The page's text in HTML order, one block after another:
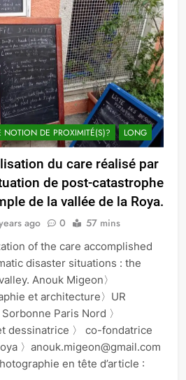
DE PROXIMITÉ(S)? LONG
du care réalisé par
de post-catastrophe
de la vallée de la Roya.
ago 0 57 mins
of the care accomplished
disaster situations : the
Anouk Migeon〉
et architecture〉UR
Paris Nord 〉
dessinatrice 〉 co-fondatrice
〉anouk.migeon@gmail.com
en tête d’article :